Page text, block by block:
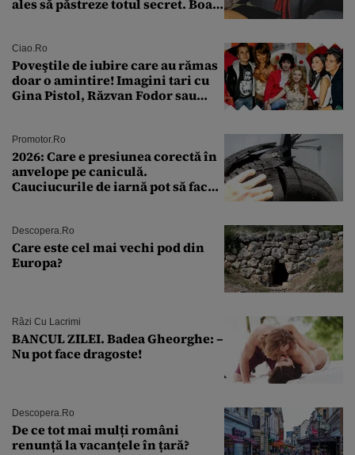
ales să păstreze totul secret. Boala
Ciao.ro
Poveştile de iubire care au rămas
doar o amintire! Imagini tari cu
Gina Pistol, Răzvan Fodor sau
Promotor.ro
2026: Care e presiunea corectă în
anvelope pe caniculă.
Cauciucurile de iarnă pot să facă
Descopera.ro
Care este cel mai vechi pod din
Europa?
Râzi Cu Lacrimi
BANCUL ZILEI. Badea Gheorghe: –
Nu pot face dragoste!
Descopera.ro
De ce tot mai mulți români
renunță la vacanțele în țară?